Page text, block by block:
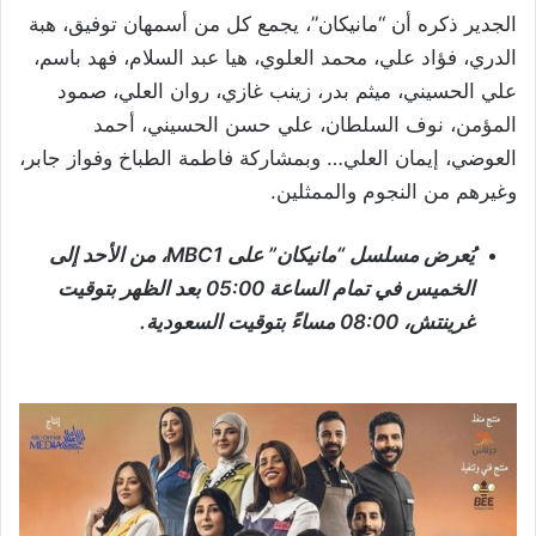
الجدير ذكره أن “مانيكان”، يجمع كل من أسمهان توفيق، هبة
الدري، فؤاد علي، محمد العلوي، هيا عبد السلام، فهد باسم،
علي الحسيني، ميثم بدر، زينب غازي، روان العلي، صمود
المؤمن، نوف السلطان، علي حسن الحسيني، أحمد
العوضي، إيمان العلي… وبمشاركة فاطمة الطباخ وفواز جابر،
وغيرهم من النجوم والممثلين.
يُعرض مسلسل “مانيكان” على MBC1، من الأحد إلى
الخميس في تمام الساعة 05:00 بعد الظهر بتوقيت
غرينتش، 08:00 مساءً بتوقيت السعودية.